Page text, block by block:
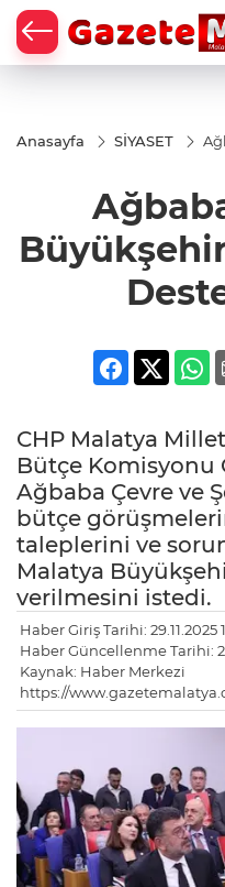
Anasayfa SİYASET
CHP Malatya
Bütçe Komisyonu
Ağbaba Çevre ve
bütçe
taleplerini ve
Malatya
verilmesini istedi.
Haber Giriş Tarihi: 29.11.2025
Haber Güncellenme Tarihi:
Kaynak: Haber Merkezi
https://